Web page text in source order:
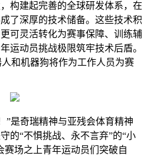
构建起完善的全球研发体系，在
了深厚的技术储备。这些技术积
可灵活转化为赛事保障、训练辅
运动员挑战极限筑牢技术后盾。
和机器狗将作为工作人员为赛
”是奇瑞精神与亚残会体育精神
的“不惧挑战、永不言弃”的“小
赛场之上青年运动员们突破自